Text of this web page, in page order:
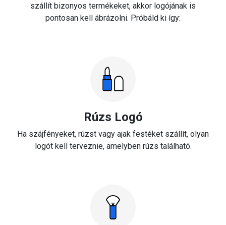
szállít bizonyos termékeket, akkor logójának is
pontosan kell ábrázolni. Próbáld ki így:
Rúzs Logó
Ha szájfényeket, rúzst vagy ajak festéket szállít, olyan
logót kell terveznie, amelyben rúzs található.